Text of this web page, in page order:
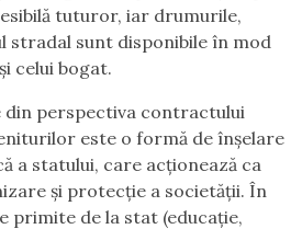
tuturor, iar drumurile,
stradal sunt disponibile în mod
celui bogat.
din perspectiva contractului
este o formă de înșelare
a statului, care acționează ca
și protecție a societății. În
primite de la stat (educație,